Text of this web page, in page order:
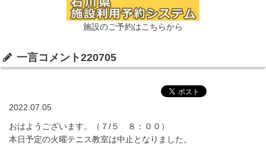
施設のご予約はこちらから
一言コメント220705
2022.07.05
おはようございます。（７/５ ８：００）
本日予定の火曜テニス教室は中止となりました。